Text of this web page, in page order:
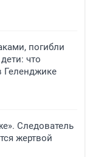
погибли
что
Геленджике
Следователь
жертвой